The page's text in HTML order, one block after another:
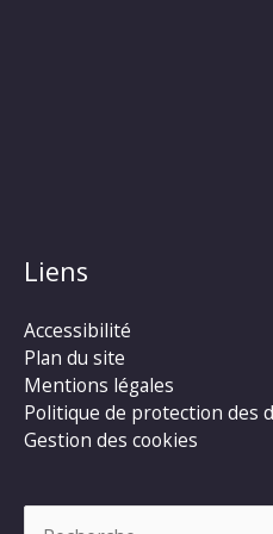
Liens
Accessibilité
Plan du site
Mentions légales
Politique de protection des
Gestion des cookies